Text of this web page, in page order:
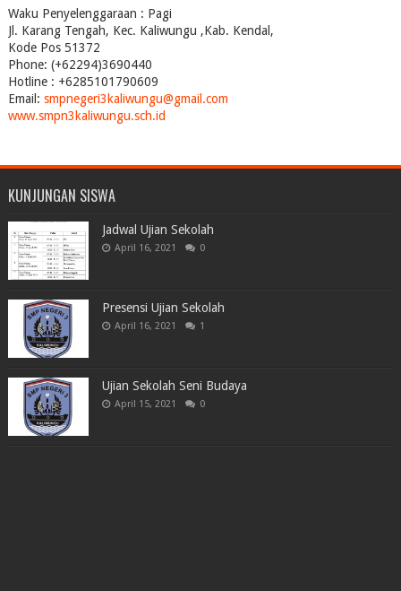
Waku Penyelenggaraan : Pagi
Jl. Karang Tengah, Kec. Kaliwungu ,Kab. Kendal,
Kode Pos 51372
Phone: (+62294)3690440
Hotline : +6285101790609
Email: smpnegeri3kaliwungu@gmail.com
www.smpn3kaliwungu.sch.id
KUNJUNGAN SISWA
Jadwal Ujian Sekolah
April 16, 2021 0
Presensi Ujian Sekolah
April 16, 2021 1
Ujian Sekolah Seni Budaya
April 15, 2021 0